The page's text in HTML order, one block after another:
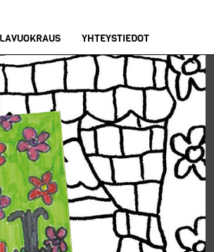
YHTEYSTIEDOT